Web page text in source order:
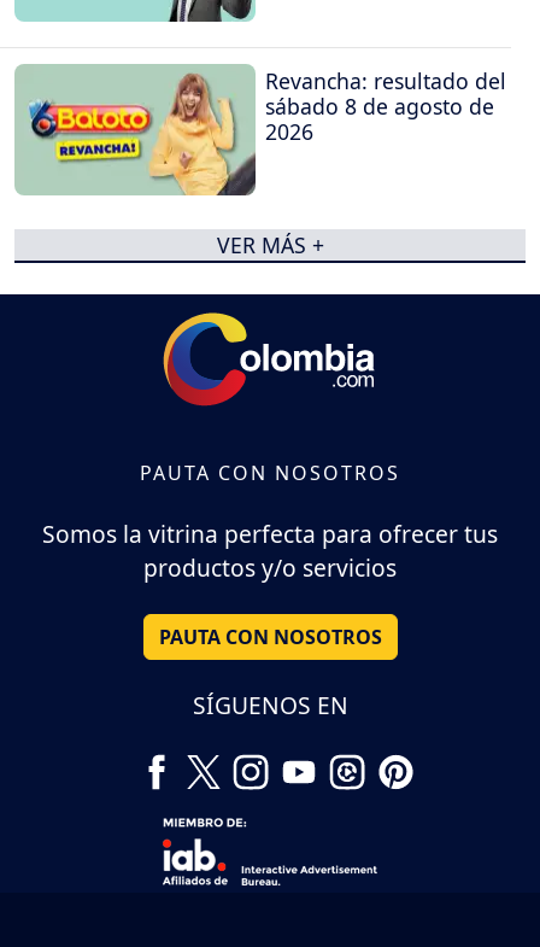
Revancha: resultado del
sábado 8 de agosto de
2026
VER MÁS +
PAUTA CON NOSOTROS
Somos la vitrina perfecta para ofrecer tus
productos y/o servicios
PAUTA CON NOSOTROS
SÍGUENOS EN